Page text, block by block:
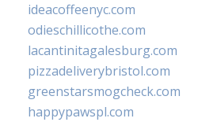
ideacoffeenyc.com
odieschillicothe.com
lacantinitagalesburg.com
pizzadeliverybristol.com
greenstarsmogcheck.com
happypawspl.com